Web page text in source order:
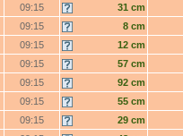
09:15 31 cm
09:15 8 cm
09:15 12 cm
09:15 57 cm
09:15 92 cm
09:15 55 cm
09:15 29 cm